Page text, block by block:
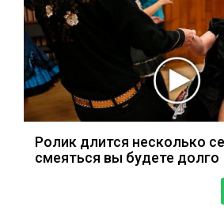
Ролик длится несколько
смеяться вы будете долго